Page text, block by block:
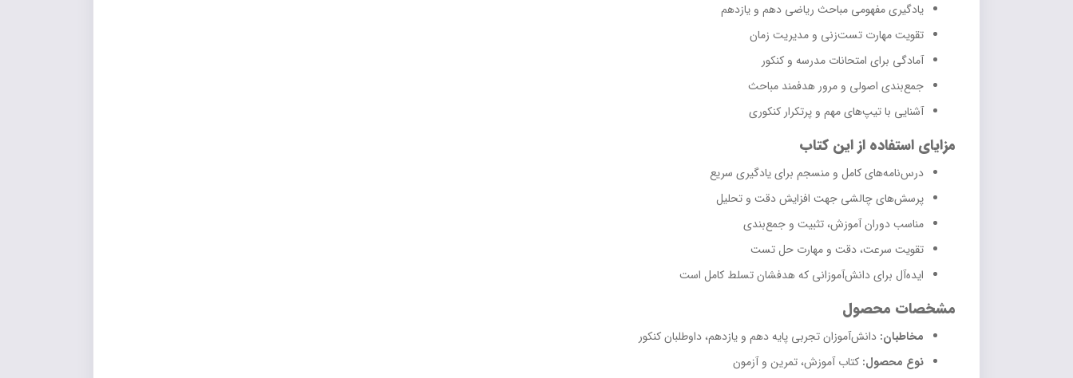
یادگیری مفهومی مباحث ریاضی دهم و یازدهم
تقویت مهارت تست‌زنی و مدیریت زمان
آمادگی برای امتحانات مدرسه و کنکور
جمع‌بندی اصولی و مرور هدفمند مباحث
آشنایی با تیپ‌های مهم و پرتکرار کنکوری
مزایای استفاده از این کتاب
درس‌نامه‌های کامل و منسجم برای یادگیری سریع
پرسش‌های چالشی جهت افزایش دقت و تحلیل
مناسب دوران آموزش، تثبیت و جمع‌بندی
تقویت سرعت، دقت و مهارت حل تست
ایده‌آل برای دانش‌آموزانی که هدفشان تسلط کامل است
مشخصات محصول
مخاطبان: دانش‌آموزان تجربی پایه دهم و یازدهم، داوطلبان کنکور
نوع محصول: کتاب آموزش، تمرین و آزمون